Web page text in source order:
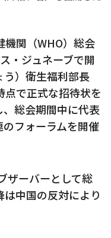
機関（WHO）総会
・ジュネーブで開
）衛生福利部長
点で正式な招待状を
総会期間中に代表
フォーラムを開催
ザーバーとして総
中国の反対により